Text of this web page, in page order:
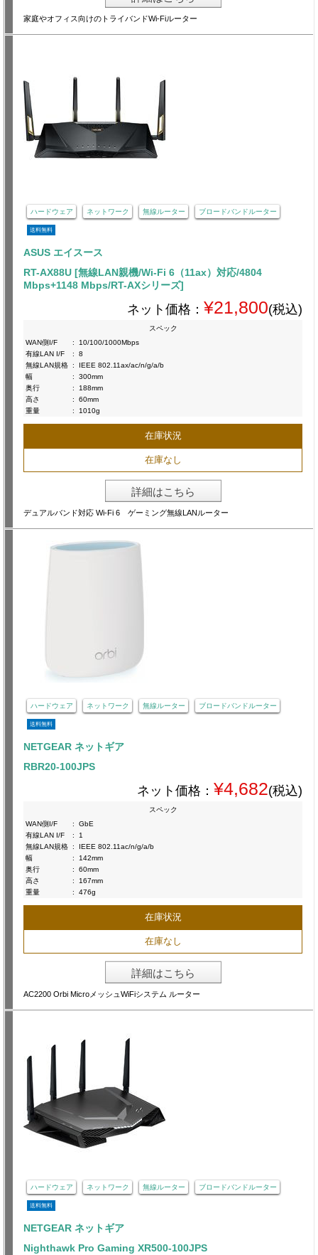
家庭やオフィス向けのトライバンドWi-Fiルーター
ハードウェア ネットワーク 無線ルーター ブロードバンドルーター
送料無料
ASUS エイスース
RT-AX88U [無線LAN親機/Wi-Fi 6（11ax）対応/4804
Mbps+1148 Mbps/RT-AXシリーズ]
ネット価格： ¥21,800(税込)
スペック
WAN側I/F
:
10/100/1000Mbps
有線LAN I/F
:
8
無線LAN規格 :
IEEE 802.11ax/ac/n/g/a/b
幅
:
300mm
奥行
:
188mm
高さ
:
60mm
重量
: 1010g
在庫状況
在庫なし
詳細はこちら
デュアルバンド対応 Wi-Fi 6 ゲーミング無線LANルーター
ハードウェア ネットワーク 無線ルーター ブロードバンドルーター
送料無料
NETGEAR ネットギア
RBR20-100JPS
ネット価格： ¥4,682(税込)
スペック
WAN側I/F
:
GbE
有線LAN I/F
:
1
無線LAN規格 :
IEEE 802.11ac/n/g/a/b
幅
:
142mm
奥行
:
60mm
高さ
:
167mm
重量
: 476g
在庫状況
在庫なし
詳細はこちら
AC2200 Orbi MicroメッシュWiFiシステム ルーター
ハードウェア ネットワーク 無線ルーター ブロードバンドルーター
送料無料
NETGEAR ネットギア
Nighthawk Pro Gaming XR500-100JPS